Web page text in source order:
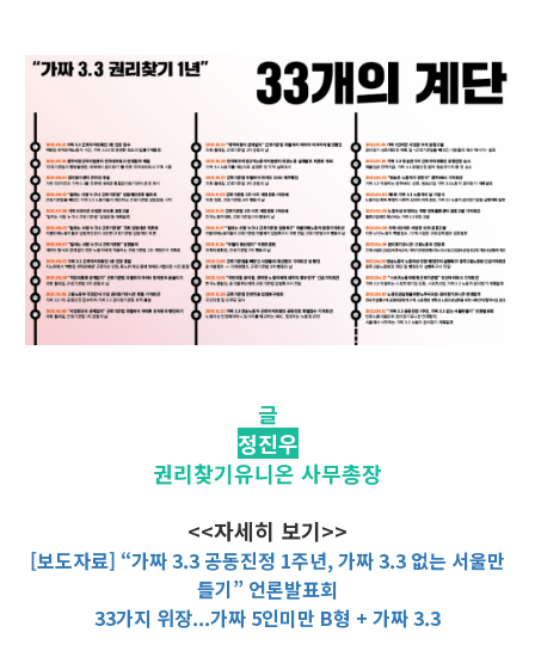
글
정진우
권리찾기유니온 사무총장
<<자세히 보기>>
[보도자료] “가짜 3.3 공동진정 1주년, 가짜 3.3 없는 서울만
들기” 언론발표회
33가지 위장...가짜 5인미만 B형 + 가짜 3.3